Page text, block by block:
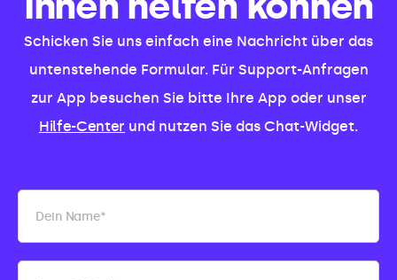
Schicken Sie uns einfach eine Nachricht über das
untenstehende Formular. Für Support-Anfragen
zur App besuchen Sie bitte Ihre App oder unser
Hilfe-Center und nutzen Sie das Chat-Widget.